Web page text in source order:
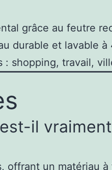
grâce au feutre
durable et lavable à
: shopping, travail,
il vraiment
un matériau